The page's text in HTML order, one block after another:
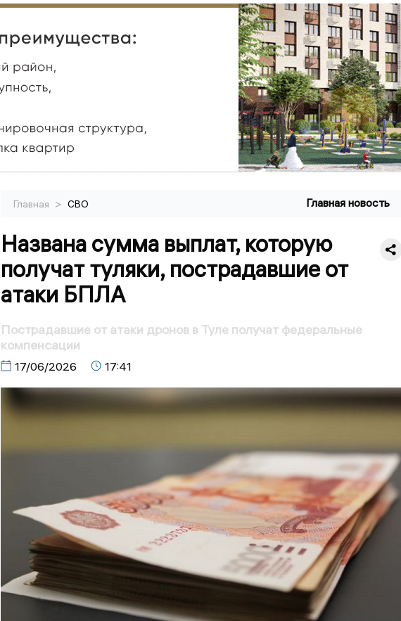
Главная > СВО Главная новость
Названа сумма выплат, которую
получат туляки, пострадавшие от
атаки БПЛА
Пострадавшие от атаки дронов в Туле получат федеральные
компенсации
17/06/2026 17:41